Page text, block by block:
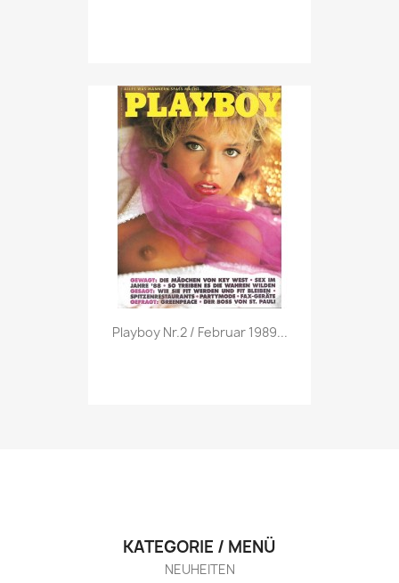
Vorschau
Playboy Nr.2 / Februar 1989...
KATEGORIE / MENÜ
NEUHEITEN